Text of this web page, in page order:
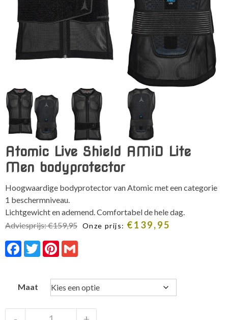
Atomic Live Shield AMiD Lite
Men bodyprotector
Hoogwaardige bodyprotector van Atomic met een categorie
1 beschermniveau.
Lichtgewicht en ademend. Comfortabel de hele dag.
Adviesprijs:€159,95 Onze prijs: €139,95
Facebook
TwitterPinterest
Maat